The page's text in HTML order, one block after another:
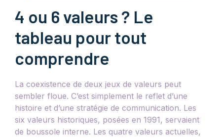
4 ou 6 valeurs ? Le
tableau pour tout
comprendre
La coexistence de deux jeux de valeurs peut
sembler floue. C’est simplement le reflet d’une
histoire et d’une stratégie de communication. Les
six valeurs historiques, posées en 1991, servaient
de boussole interne. Les quatre valeurs actuelles,